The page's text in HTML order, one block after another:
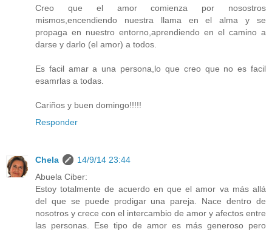
Creo que el amor comienza por nosostros
mismos,encendiendo nuestra llama en el alma y se
propaga en nuestro entorno,aprendiendo en el camino a
darse y darlo (el amor) a todos.
Es facil amar a una persona,lo que creo que no es facil
esamrlas a todas.
Cariños y buen domingo!!!!!
Responder
Chela
14/9/14 23:44
Abuela Ciber:
Estoy totalmente de acuerdo en que el amor va más allá
del que se puede prodigar una pareja. Nace dentro de
nosotros y crece con el intercambio de amor y afectos entre
las personas. Ese tipo de amor es más generoso pero